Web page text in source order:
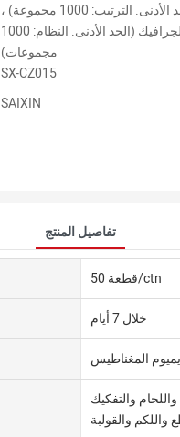
حسب الطلب (الحد الأدنى. الترتيب: 1000 مجموعة) ،
تخصيص الجرافيك (الحد الأدنى. النظام: 1000
مجموعات)
SX-CZ015
SAIXIN
تفاصيل المنتج
50 قطعة/ctn
خلال 7 أيام
المغناطيس
واللحام والتفكيك
واللكم والقولبة